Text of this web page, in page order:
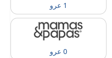
1 عرو
0 عرو